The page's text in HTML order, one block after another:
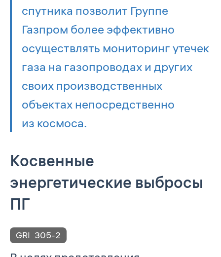
спутника позволит Группе
Газпром более эффективно
осуществлять мониторинг утечек
газа на газопроводах и других
своих производственных
объектах непосредственно
из космоса.
Косвенные
энергетические выбросы
ПГ
GRI 305-2